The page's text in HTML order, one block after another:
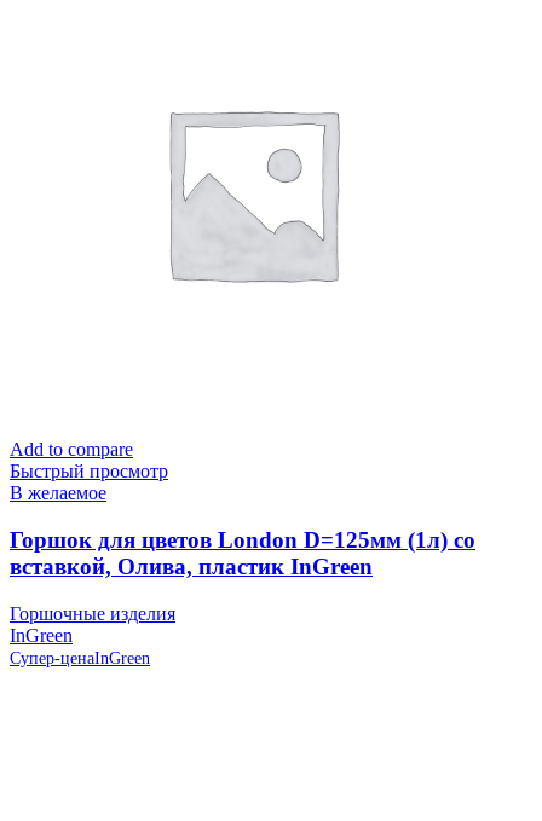
Add to compare
Быстрый просмотр
В желаемое
Горшок для цветов London D=125мм (1л) со
вставкой, Олива, пластик InGreen
Горшочные изделия
InGreen
Супер-ценаInGreen